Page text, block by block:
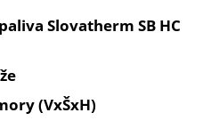
Slovatherm SB HC
(VxŠxH)